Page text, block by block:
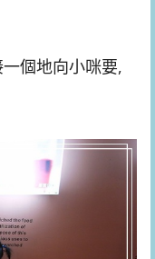
個地向小咪要,